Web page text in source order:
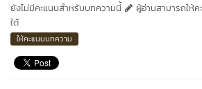
ยังไม่มีคะแนนสำหรับบทความนี้
ผู้อ่านสามารถให้
ใต้
ให้คะแนนบทความ